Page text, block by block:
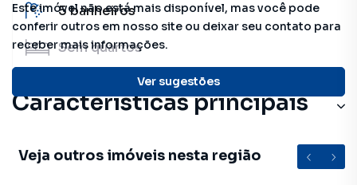
Este imóvel não está mais disponível, mas você pode
conferir outros em nosso site ou deixar seu contato para
receber mais informações.
Ver sugestões
5banheiros
Semquartos
Características principais
Veja outros imóveis nesta região